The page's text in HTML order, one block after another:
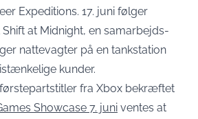
Expeditions. 17. juni følger
at Midnight, en samarbejds-
nattevagter på en tankstation
kunder.
fra Xbox bekræftet
Showcase 7. juni ventes at